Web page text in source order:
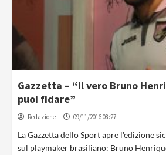
Gazzetta – “Il vero Bruno
puoi fidare”
Redazione 09/11/2016 08:27
La Gazzetta dello Sport apre l'edizione
sul playmaker brasiliano: Bruno